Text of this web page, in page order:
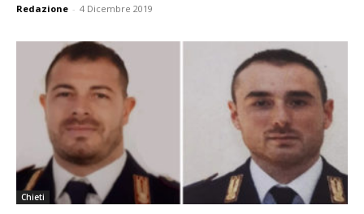
Redazione - 4 Dicembre 2019
Chieti